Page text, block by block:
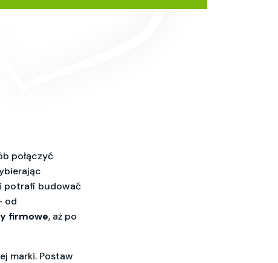
połączyć
potrafi budować
od
firmowe, aż po
marki. Postaw